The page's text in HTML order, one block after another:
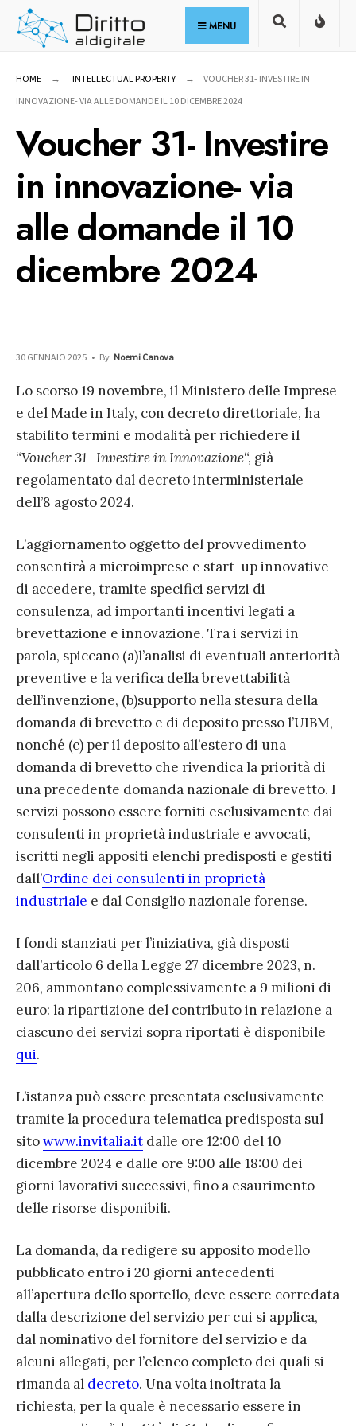
Skip
MENU
HOME INTELLECTUAL PROPERTY
VOUCHER 31- INVESTIRE IN
INNOVAZIONE- VIA ALLE DOMANDE IL 10 DICEMBRE 2024
Voucher 31- Investire
in innovazione- via
alle domande il 10
dicembre 2024
30 GENNAIO 2025 • By Noemi Canova
Lo scorso 19 novembre, il Ministero delle Imprese
e del Made in Italy, con decreto direttoriale, ha
stabilito termini e modalità per richiedere il
“Voucher 31- Investire in Innovazione“, già
regolamentato dal decreto interministeriale
dell’8 agosto 2024.
L’aggiornamento oggetto del provvedimento
consentirà a microimprese e start-up innovative
di accedere, tramite specifici servizi di
consulenza, ad importanti incentivi legati a
brevettazione e innovazione. Tra i servizi in
parola, spiccano (a)l’analisi di eventuali anteriorità
preventive e la verifica della brevettabilità
dell’invenzione, (b)supporto nella stesura della
domanda di brevetto e di deposito presso l’UIBM,
nonché (c) per il deposito all’estero di una
domanda di brevetto che rivendica la priorità di
una precedente domanda nazionale di brevetto. I
servizi possono essere forniti esclusivamente dai
consulenti in proprietà industriale e avvocati,
iscritti negli appositi elenchi predisposti e gestiti
dall’Ordine dei consulenti in proprietà
industriale e dal Consiglio nazionale forense.
I fondi stanziati per l’iniziativa, già disposti
dall’articolo 6 della Legge 27 dicembre 2023, n.
206, ammontano complessivamente a 9 milioni di
euro: la ripartizione del contributo in relazione a
ciascuno dei servizi sopra riportati è disponibile
qui.
L’istanza può essere presentata esclusivamente
tramite la procedura telematica predisposta sul
sitowww.invitalia.it dalle ore 12:00 del 10
dicembre 2024 e dalle ore 9:00 alle 18:00 dei
giorni lavorativi successivi, fino a esaurimento
delle risorse disponibili.
La domanda, da redigere su apposito modello
pubblicato entro i 20 giorni antecedenti
all’apertura dello sportello, deve essere corredata
dalla descrizione del servizio per cui si applica,
dal nominativo del fornitore del servizio e da
alcuni allegati, per l’elenco completo dei quali si
rimanda al decreto. Una volta inoltrata la
richiesta, per la quale è necessario essere in